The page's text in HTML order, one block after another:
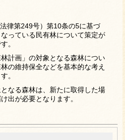
律第249号）第10条の5に基づ
っている民有林について策定が
。
計画」の対象となる森林につい
の維持保全などを基本的な考え
。
なる森林は、新たに取得した場
出が必要となります。